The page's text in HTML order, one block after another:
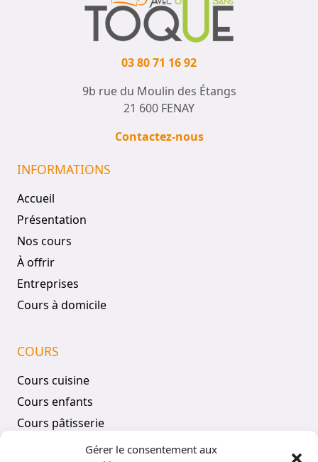
Gérer le consentement aux
03 80 71 16 92
9b rue du Moulin des Étangs
21 600 FENAY
Contactez-nous
INFORMATIONS
Accueil
Présentation
Nos cours
À offrir
Entreprises
Cours à domicile
COURS
Cours cuisine
Cours enfants
Cours pâtisserie
Tous les cours